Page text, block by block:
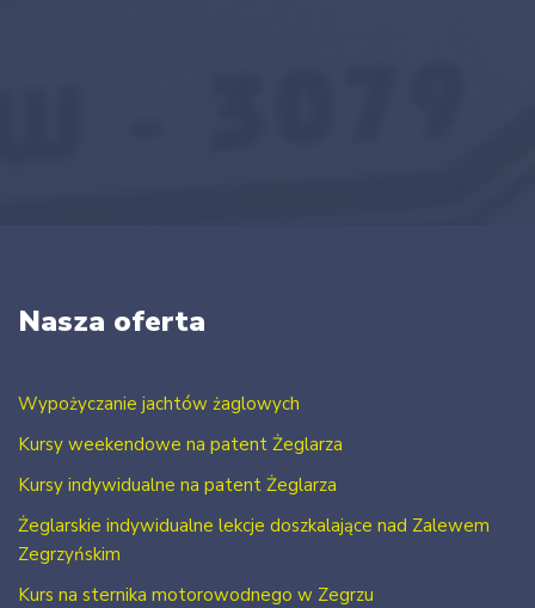
Nasza oferta
Wypożyczanie jachtów żaglowych
Kursy weekendowe na patent Żeglarza
Kursy indywidualne na patent Żeglarza
Żeglarskie indywidualne lekcje doszkalające nad Zalewem
Zegrzyńskim
Kurs na sternika motorowodnego w Zegrzu